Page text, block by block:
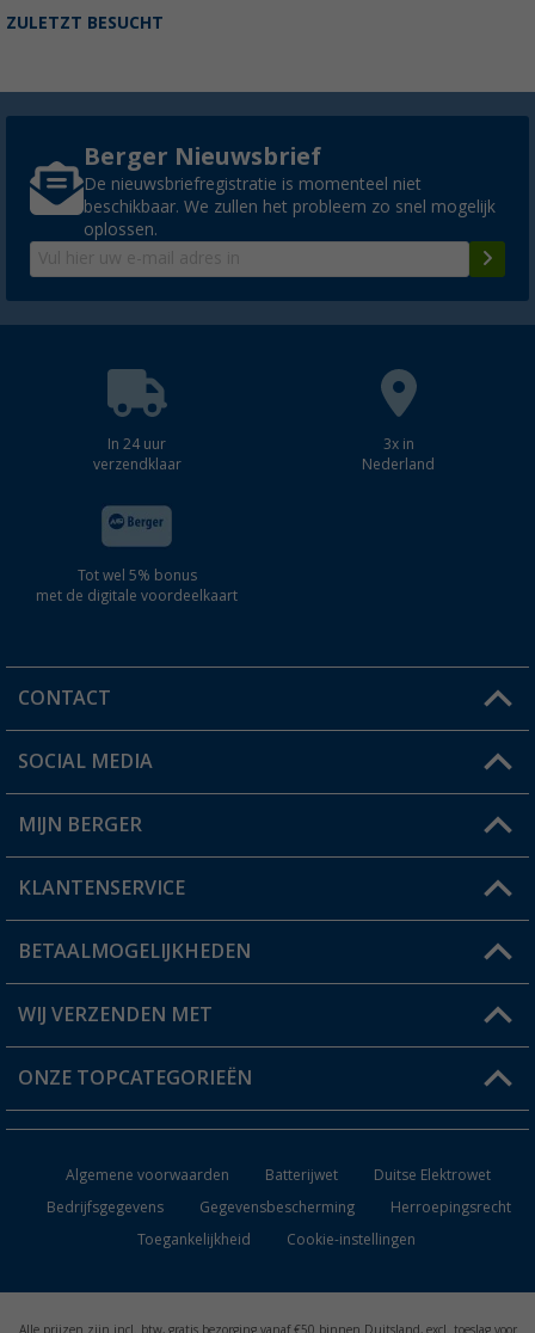
ZULETZT BESUCHT
Berger Nieuwsbrief
De nieuwsbriefregistratie is momenteel niet
beschikbaar. We zullen het probleem zo snel mogelijk
oplossen.
In 24 uur
verzendklaar
3x in
Nederland
Tot wel 5% bonus
met de digitale voordeelkaart
CONTACT
Een vraag?
Winkel vinden
SOCIAL MEDIA
MIJN BERGER
Mijn account
Status bestelling
Verlanglijstje
KLANTENSERVICE
FAQ & Contact
Verzendinformatie
Catalogus
BETAALMOGELIJKHEDEN
WIJ VERZENDEN MET
ONZE TOPCATEGORIEËN
Campingmeubilair
Campingtoiletten
Algemene voorwaarden Batterijwet
Duitse Elektrowet
Bedrijfsgegevens
Gegevensbescherming
Herroepingsrecht
Toegankelijkheid
Cookie-instellingen
Alle prijzen zijn incl. btw, gratis bezorging vanaf €50 binnen Duitsland, excl. toeslag voor